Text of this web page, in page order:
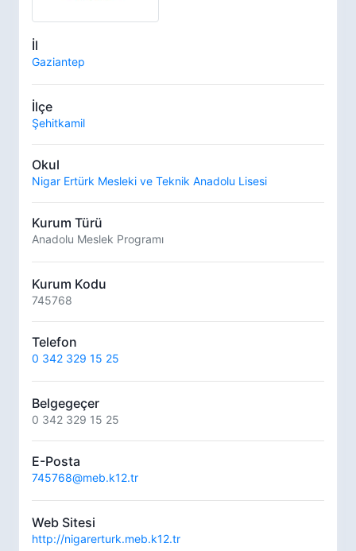
İl
Gaziantep
İlçe
Şehitkamil
Okul
Nigar Ertürk Mesleki ve Teknik Anadolu Lisesi
Kurum Türü
Anadolu Meslek Programı
Kurum Kodu
745768
Telefon
0 342 329 15 25
Belgegeçer
0 342 329 15 25
E-Posta
745768@meb.k12.tr
Web Sitesi
http://nigarerturk.meb.k12.tr